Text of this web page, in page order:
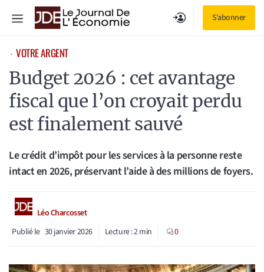
S'abonner
Menu
⋅ VOTRE ARGENT
Budget 2026 : cet avantage
fiscal que l’on croyait perdu
est finalement sauvé
Le crédit d’impôt pour les services à la personne reste
intact en 2026, préservant l’aide à des millions de foyers.
Léo Charcosset
Publié le 30 janvier 2026 Lecture :2min 0